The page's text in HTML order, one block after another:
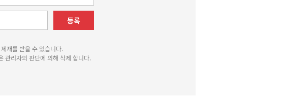
등록
재를 받을 수 있습니다.
관리자의 판단에 의해 삭제 합니다.